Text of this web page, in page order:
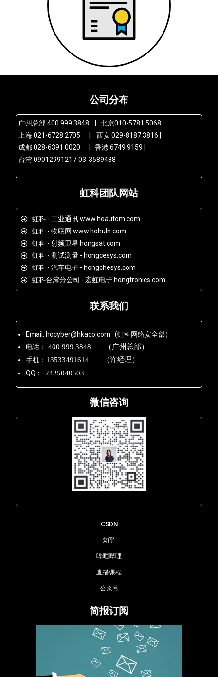
公司分布
广州总部 400 999 3848 | 北京010-5781 5068
上海 021-6728 2705 | 西安 029-8187 3816 |
成都 028-6391 0020 | 香港 6749 9159 |
台湾 0901299121 / 03-3589488
虹科团队网站
虹科 - 工业通讯 www.hoautom.com
虹科 - 物联网 www.hohuln.com
虹科 - 射频卫星 hongsat.com
虹科 - 测试测量 - hongcesys.com
虹科 - 汽车电子 - hongchesys.com
虹科台湾分公司 - 宏虹电子 hongtronics.com
联系我们
Email: hocyber@hkaco.com (虹科网络安全部）
电话：
400 999 3848 （广州总部）
手机： 13533491614 （许经理）
QQ： 2425040503
微信咨询
CSDN
知乎
哔哩哔哩
直播课程
公众号
简报订阅